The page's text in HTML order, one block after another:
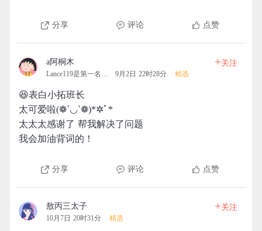
分享 评论 点赞
a阿桐木
Lance119是第一名的拓团 9月2日 22时28分 精选
+关注
😆表白小拓班长
太可爱啦(❁´◡`❁)*✲ﾟ*
太太太感谢了 帮我解决了问题
我会加油背词的！
分享 评论 点赞
敖丙三太子
10月7日 20时31分 精选
+关注